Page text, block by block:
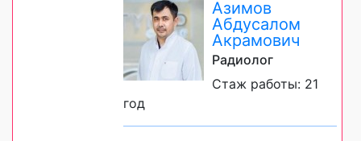
Азимов
Абдусалом
Акрамович
Радиолог
Стаж работы: 21
год